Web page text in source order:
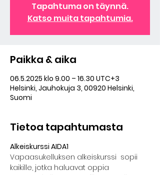
Tapahtuma on täynnä.
Katso muita tapahtumia.
Paikka & aika
06.5.2025 klo 9.00 – 16.30 UTC+3
Helsinki, Jauhokuja 3, 00920 Helsinki,
Suomi
Tietoa tapahtumasta
Alkeiskurssi AIDA1
Vapaasukelluksen alkeiskurssi  sopii
kaikille, jotka haluavat oppia